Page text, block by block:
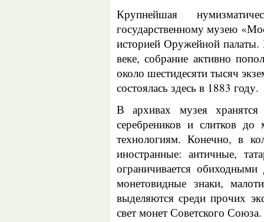
Крупнейшая
государственному музею
историей Оружейной
веке, собрание активно
около шестидесяти тысяч
состоялась здесь в 1883 году.
В архивах музея
серебреников и слитков
технологиям. Конечно, в
иностранные: античные,
ограничивается
монетовидные знаки,
выделяются среди прочих
свет монет Советского Союза.